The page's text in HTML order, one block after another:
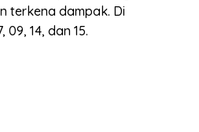
terkena dampak. Di
14, dan 15.